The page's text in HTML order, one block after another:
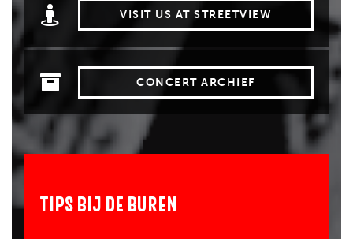
VISIT US AT STREETVIEW
CONCERT ARCHIEF
TIPS BIJ DE BUREN